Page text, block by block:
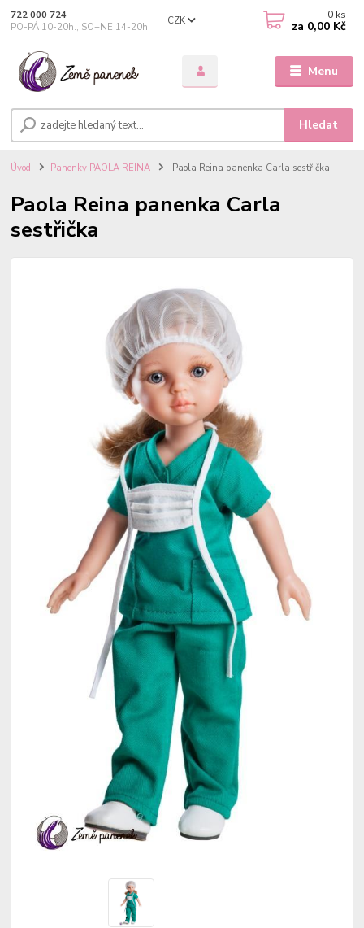
Menu
CZK
Hledat
722 000 724
PO-PÁ 10-20h., SO+NE 14-20h.
0 ks
za 0,00 Kč
Úvod Panenky PAOLA REINA Paola Reina panenka Carla sestřička
Paola Reina panenka Carla
sestřička